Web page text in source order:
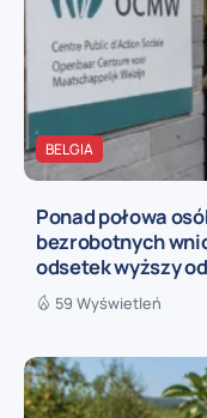
BELGIA
Ponad połowa
bezrobotnych
odsetek wyższy
59 Wyświetleń